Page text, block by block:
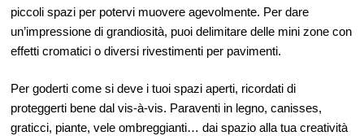
piccoli spazi per potervi muovere agevolmente. Per dare
un’impressione di grandiosità, puoi delimitare delle mini zone con
effetti cromatici o diversi rivestimenti per pavimenti.
Per goderti come si deve i tuoi spazi aperti, ricordati di
proteggerti bene dal vis-à-vis. Paraventi in legno, canisses,
graticci, piante, vele ombreggianti… dai spazio alla tua creatività